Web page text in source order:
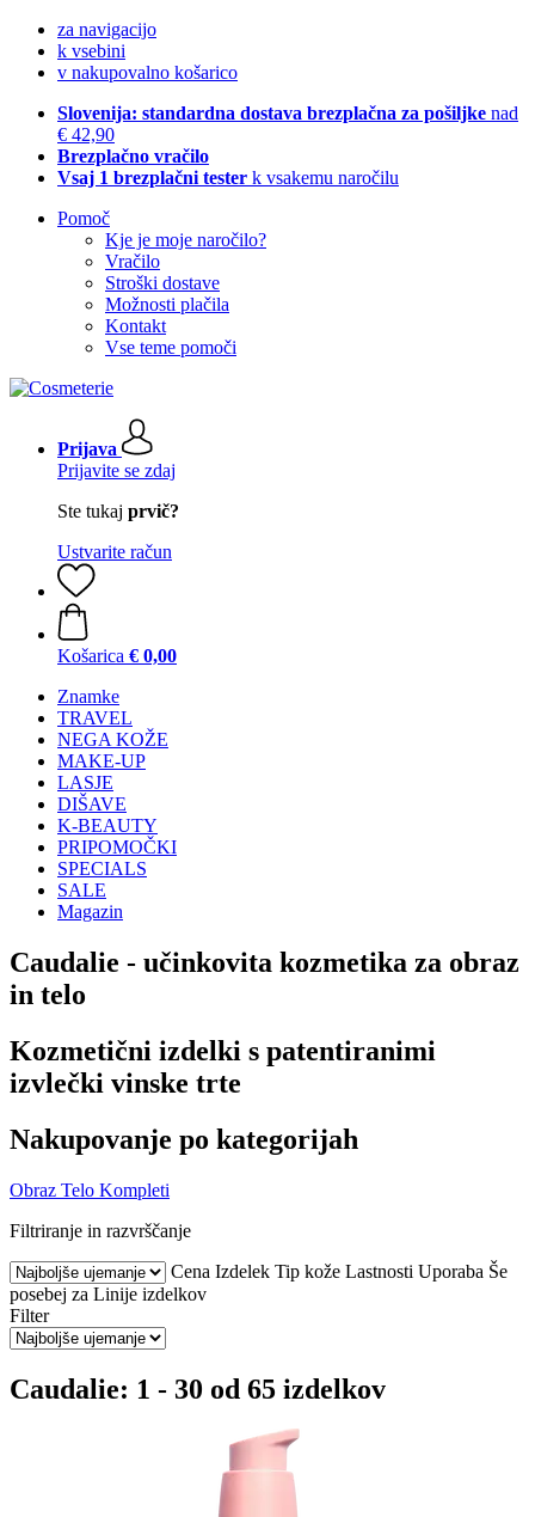
za navigacijo
k vsebini
v nakupovalno košarico
Slovenija: standardna dostava brezplačna za pošiljke nad
€ 42,90
Brezplačno vračilo
Vsaj 1 brezplačni tester k vsakemu naročilu
Pomoč
Kje je moje naročilo?
Vračilo
Stroški dostave
Možnosti plačila
Kontakt
Vse teme pomoči
Prijava
Prijavite se zdaj
Ste tukaj prvič?
Ustvarite račun
Košarica € 0,00
Znamke
TRAVEL
NEGA KOŽE
MAKE-UP
LASJE
DIŠAVE
K-BEAUTY
PRIPOMOČKI
SPECIALS
SALE
Magazin
Caudalie - učinkovita kozmetika za obraz
in telo
Kozmetični izdelki s patentiranimi
izvlečki vinske trte
Nakupovanje po kategorijah
Obraz Telo Kompleti
Filtriranje in razvrščanje
Cena Izdelek Tip kože Lastnosti Uporaba Še
posebej za Linije izdelkov
Filter
Caudalie: 1 - 30 od 65 izdelkov